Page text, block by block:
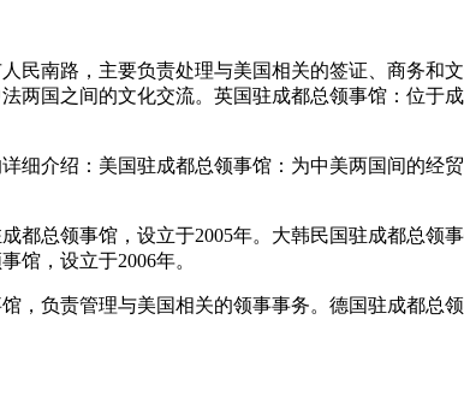
民南路，主要负责处理与美国相关的签证、商务和
两国之间的文化交流。英国驻成都总领事馆：位于
细介绍：美国驻成都总领事馆：为中美两国间的经
都总领事馆，设立于2005年。大韩民国驻成都总领
馆，设立于2006年。
，负责管理与美国相关的领事事务。德国驻成都总